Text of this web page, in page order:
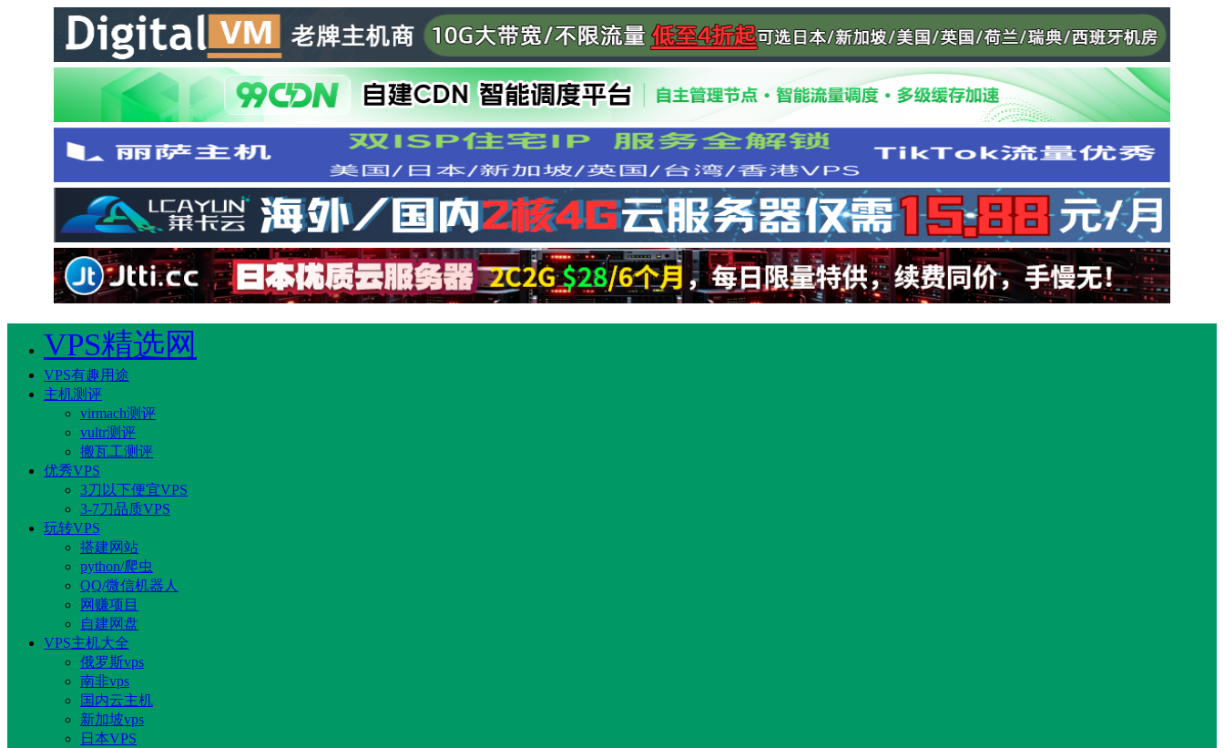
VPS精选网
VPS有趣用途
主机测评
virmach测评
vultr测评
搬瓦工测评
优秀VPS
3刀以下便宜VPS
3-7刀品质VPS
玩转VPS
搭建网站
python/爬虫
QQ/微信机器人
网赚项目
自建网盘
VPS主机大全
俄罗斯vps
南非vps
国内云主机
新加坡vps
日本VPS